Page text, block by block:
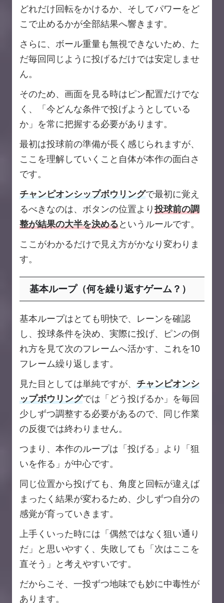
どれだけ回転をかけるか、そしてパワーをど
こで止めるかが全部結果へ響きます。
さらに、ボール重量も無視できないため、た
だ毎回同じように投げるだけでは安定しませ
ん。
そのため、画面を見る時はピン配置だけでな
く、「今どんな条件で投げようとしている
か」を常に把握する必要があります。
最初は投球前の準備が長く感じられますが、
ここを理解していくこと自体が本作の面白さ
です。
チャンピオンシップボウリングで最初に覚え
るべきなのは、ボタンの位置より投球前の調
整が結果の大半を決めるというルールです。
ここがわかるだけで見え方がかなり変わりま
す。
基本ループ（何を繰り返すゲーム？）
基本ループはとても明快で、レーンを確認
し、投球条件を決め、実際に投げ、ピンの倒
れ方を見て次のフレームへ活かす、これを10
フレーム繰り返します。
見た目としては単純ですが、 チャンピオンシ
ップボウリングでは「どう投げるか」を毎回
少しずつ調整する必要があるので、同じ作業
の反復では終わりません。
つまり、本作のループは「投げる」より「狙
いを作る」が中心です。
同じ位置から投げても、角度と回転が違えば
まったく結果が変わるため、少しずつ自分の
感覚が育っていきます。
上手くいった時には「偶然ではなく狙い通り
だ」と思いやすく、失敗しても「次はここを
直そう」と考えやすいです。
だからこそ、一投ずつ地味でも妙に中毒性が
あります。